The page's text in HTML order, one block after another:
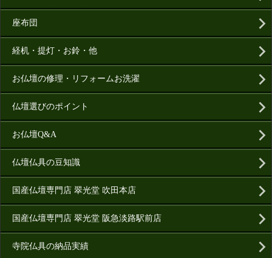
座布団
経机・提灯・お鈴・他
お仏壇の修理・リフォームお洗濯
仏壇選びのポイント
お仏壇Q&A
仏壇仏具の豆知識
国産仏壇専門店 翠光堂 吹田本店
国産仏壇専門店 翠光堂 阪急淡路駅前店
寺院仏具の納品実績